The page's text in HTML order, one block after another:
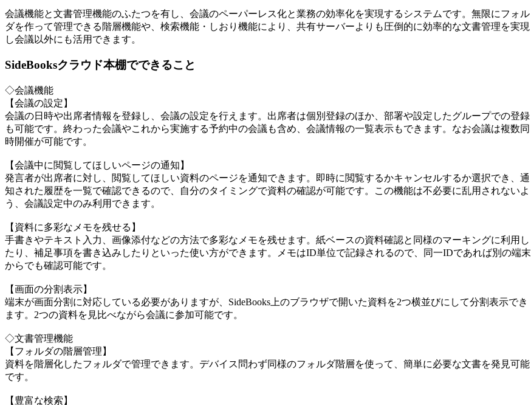
会議機能と文書管理機能のふたつを有し、会議のペーパーレス化と業務の効率化を実現するシステムです。無限にフォル
ダを作って管理できる階層機能や、検索機能・しおり機能により、共有サーバーよりも圧倒的に効率的な文書管理を実現
し会議以外にも活用できます。
SideBooksクラウド本棚でできること
◇会議機能
【会議の設定】
会議の日時や出席者情報を登録し、会議の設定を行えます。出席者は個別登録のほか、部署や設定したグループでの登録
も可能です。終わった会議やこれから実施する予約中の会議も含め、会議情報の一覧表示もできます。なお会議は複数同
時開催が可能です。
【会議中に閲覧してほしいページの通知】
発言者が出席者に対し、閲覧してほしい資料のページを通知できます。即時に閲覧するかキャンセルするか選択でき、通
知された履歴を一覧で確認できるので、自分のタイミングで資料の確認が可能です。この機能は不必要に乱用されないよ
う、会議設定中のみ利用できます。
【資料に多彩なメモを残せる】
手書きやテキスト入力、画像添付などの方法で多彩なメモを残せます。紙ベースの資料確認と同様のマーキングに利用し
たり、補足事項を書き込みしたりといった使い方ができます。メモはID単位で記録されるので、同一IDであれば別の端末
からでも確認可能です。
【画面の分割表示】
端末が画面分割に対応している必要がありますが、SideBooks上のブラウザで開いた資料を2つ横並びにして分割表示でき
ます。2つの資料を見比べながら会議に参加可能です。
◇文書管理機能
【フォルダの階層管理】
資料を階層化したフォルダで管理できます。デバイス問わず同様のフォルダ階層を使って、簡単に必要な文書を発見可能
です。
【豊富な検索】